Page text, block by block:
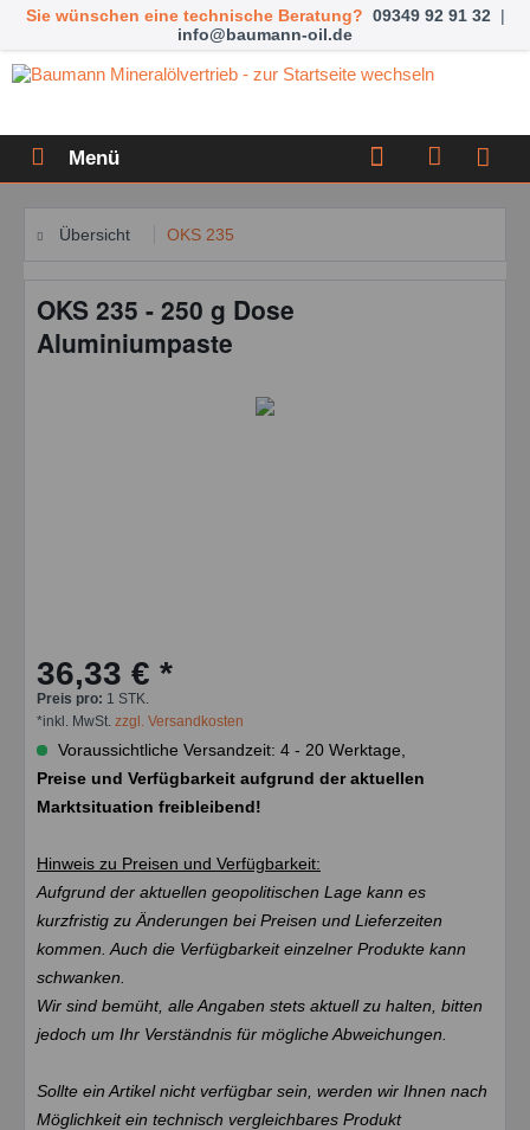
Sie wünschen eine technische Beratung? 09349 92 91 32 |
info@baumann-oil.de
Menü
Übersicht OKS 235
OKS 235 - 250 g Dose
Aluminiumpaste
36,33 € *
Preis pro: 1 STK.
*inkl. MwSt. zzgl. Versandkosten
Voraussichtliche Versandzeit: 4 - 20 Werktage,
Preise und Verfügbarkeit aufgrund der aktuellen
Marktsituation freibleibend!
Hinweis zu Preisen und Verfügbarkeit:
Aufgrund der aktuellen geopolitischen Lage kann es
kurzfristig zu Änderungen bei Preisen und Lieferzeiten
kommen. Auch die Verfügbarkeit einzelner Produkte kann
schwanken.
Wir sind bemüht, alle Angaben stets aktuell zu halten, bitten
jedoch um Ihr Verständnis für mögliche Abweichungen.
Sollte ein Artikel nicht verfügbar sein, werden wir Ihnen nach
Möglichkeit ein technisch vergleichbares Produkt